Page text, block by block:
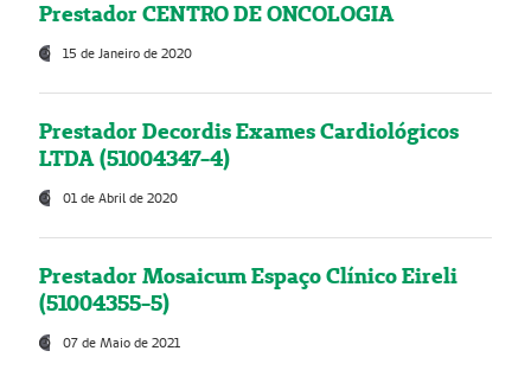
Prestador CENTRO DE ONCOLOGIA
15 de Janeiro de 2020
Prestador Decordis Exames Cardiológicos
LTDA (51004347-4)
01 de Abril de 2020
Prestador Mosaicum Espaço Clínico Eireli
(51004355-5)
07 de Maio de 2021